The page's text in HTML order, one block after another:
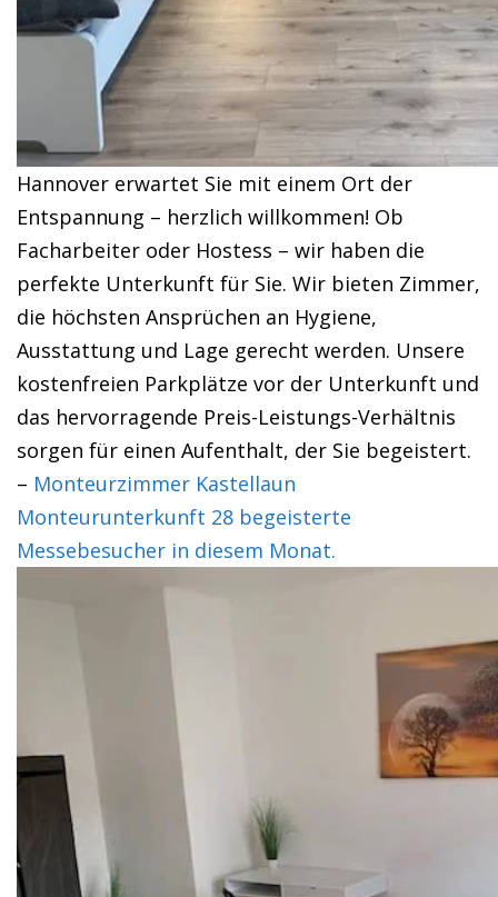
Hannover erwartet Sie mit einem Ort der
Entspannung – herzlich willkommen! Ob
Facharbeiter oder Hostess – wir haben die
perfekte Unterkunft für Sie. Wir bieten Zimmer,
die höchsten Ansprüchen an Hygiene,
Ausstattung und Lage gerecht werden. Unsere
kostenfreien Parkplätze vor der Unterkunft und
das hervorragende Preis-Leistungs-Verhältnis
sorgen für einen Aufenthalt, der Sie begeistert.
– Monteurzimmer Kastellaun
Monteurunterkunft 28 begeisterte
Messebesucher in diesem Monat.